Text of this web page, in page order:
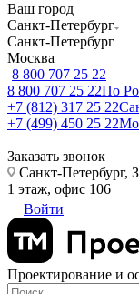
Ваш город
Санкт-Петербург
Санкт-Петербург
Москва
8 800 707 25 22
8 800 707 25 22По
+7 (812) 317 25 22
+7 (499) 450 25 22
Заказать звонок
Санкт-Петербург,
1 этаж, офис 106
Войти
Проектирование и